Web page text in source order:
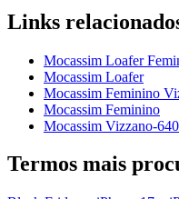
Links
Mocassim Loafer
Mocassim Loafer
Mocassim Feminino
Mocassim Feminino
Mocassim Vizzano-
Termos mais